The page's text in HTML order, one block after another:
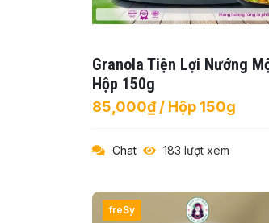
Granola Tiện Lợi Nướng
Hộp 150g
85,000₫ / Hộp 150g
Chat 183 lượt xem
freSy